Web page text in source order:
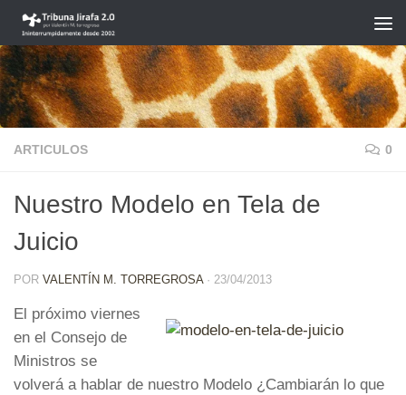
Saltar al contenido
ARTICULOS 0
Nuestro Modelo en Tela de
Juicio
POR VALENTÍN M. TORREGROSA · 23/04/2013
El próximo viernes
en el Consejo de
Ministros se
volverá a hablar de nuestro Modelo ¿Cambiarán lo que